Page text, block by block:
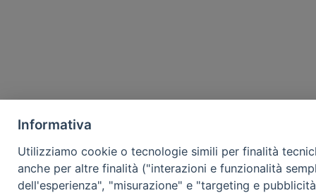
Informativa
Utilizziamo cookie o tecnologie simili per finalità
anche per altre finalità ("interazioni e funzionalità
dell'esperienza", "misurazione" e "targeting e